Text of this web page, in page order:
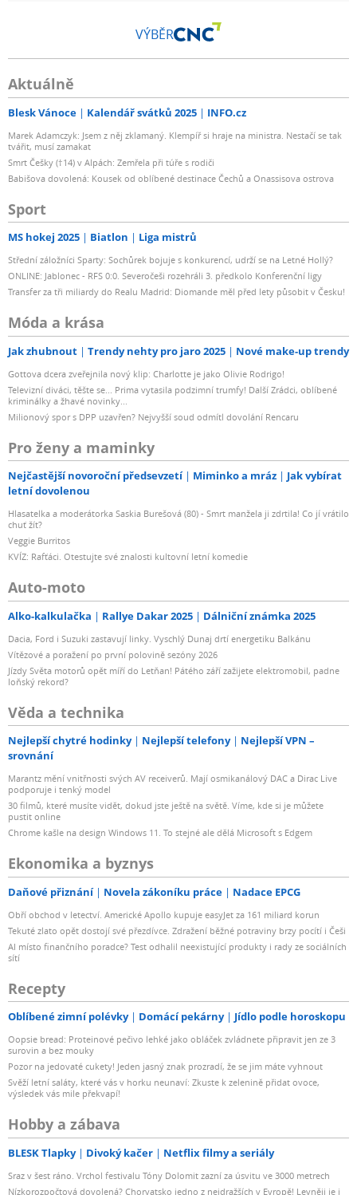
nastavení po 0,1 výkonu/ 1/1-1/128 výkonu
Ovládání výkonu pilotní žárovky: 7 f-stop/70 nastavení po
0,1 výkonu/ 1/1-1/128 výkonu
Proporcionální ovládání výkonu výbojky a pilotní
žárovky: 7 f-stop/70 nastavení po 0,1 výkonu / 1/1-1/128
výkonu
Dvě funkce pilotní žárovky při záblesku: Continual
ON/OFF, pilotní žárovka svítí při záblesku/pilotní žárovka
se zhasne při záblesku
Rychlé přepnutí výkonu: plný výkon, nejnižší výkon,
poslední nastavený výkon
Počítadlo záblesků: vždy můžete zkontrolovat počet
záblesků výbojky světla, životnost výbojky je cca 100 000
záblesků
ACS systém: LCD panel blesku ukazuje výkon v clonách
stejně jako při měření flashmeterem. Lze uživatelsky
nastavit podle vzdálenosti, tak aby se při změně výkonu
změnilo i clonové číslo. Fotograf/ka vždy přesně zná, jaké
flashmeterem.
Inteligentní ventilátor: Ventilátor ochlazuje elektroniku,
výbojku a pilotní žárovku. Na LCD panelu je zobrazena
teplota zahřátí těla blesku. Pokud se v extrémních
podmínkách zahřeje tělo blesku nad 65 °C, zazní zvukový
signál přehřátí a na LCD panelu se zobrazí upozornění
a zapne se režim ochlazení elektroniky.
Ochranný skleněný kryt výbojky a žárovky uchycen
závitem: ochrana při výměně příslušenství, ochrana
výbojky a pilot. žárovky pro delší životnost
Systém odpalování blesku:- IR čidlo + vizuální kontrolka
nabití blesku - Ziggbee přijímač 2,4 GHz, dosah až 100 m -
radiové odpalování pomocí přijímače FY7859 + vysílače
FY7829 (16 kanálů/2,4 GHz)
Možnost ovládání pomocí softwaru v PC nebo Macu: 5
kanálů – 10 skupin/1-50 studiových blesků
Možnost přemontování uchycení blesku na stojan nebo
stropní systém, tak aby byl LCD panel vždy snadno
čitelný
Japonské kondenzátory: Pro delší životnost studiových
blesků Fomei jsou uvnitř přístrojů použity japonské
kondenzátory pro přesné nabití a vybití výkonu blesku.
Kvalitní kondenzátory prodlužují životnost celého
přístroje a zaručují přesné a rychlé nabití blesku.
Bajonet pro uchycení příslušenství: Fomei/Bowens
Součástí balení NENÍ UNI-Clamp…
VÝBĚR
Aktuálně
Blesk Vánoce Kalendář svátků 2025 INFO.cz
Marek Adamczyk: Jsem z něj zklamaný. Klempíř si hraje na ministra. Nestačí se tak
tvářit, musí zamakat
Smrt Češky (†14) v Alpách: Zemřela při túře s rodiči
Babišova dovolená: Kousek od oblíbené destinace Čechů a Onassisova ostrova
Sport
MS hokej 2025 Biatlon Liga mistrů
Střední záložníci Sparty: Sochůrek bojuje s konkurencí, udrží se na Letné Hollý?
ONLINE: Jablonec - RFS 0:0. Severočeši rozehráli 3. předkolo Konferenční ligy
Transfer za tři miliardy do Realu Madrid: Diomande měl před lety působit v Česku!
Móda a krása
Jak zhubnout Trendy nehty pro jaro 2025 Nové make-up trendy
Gottova dcera zveřejnila nový klip: Charlotte je jako Olivie Rodrigo!
Televizní diváci, těšte se... Prima vytasila podzimní trumfy! Další Zrádci, oblíbené
kriminálky a žhavé novinky...
Milionový spor s DPP uzavřen? Nejvyšší soud odmítl dovolání Rencaru
Pro ženy a maminky
Nejčastější novoroční předsevzetí Miminko a mráz
Jak vybírat
letní dovolenou
Hlasatelka a moderátorka Saskia Burešová (80) - Smrt manžela ji zdrtila! Co jí vrátilo
chuť žít?
Veggie Burritos
KVÍZ: Rafťáci. Otestujte své znalosti kultovní letní komedie
Auto-moto
Alko-kalkulačka Rallye Dakar 2025 Dálniční známka 2025
Dacia, Ford i Suzuki zastavují linky. Vyschlý Dunaj drtí energetiku Balkánu
Vítězové a poražení po první polovině sezóny 2026
Jízdy Světa motorů opět míří do Letňan! Pátého září zažijete elektromobil, padne
loňský rekord?
Věda a technika
Nejlepší chytré hodinky Nejlepší telefony
Nejlepší VPN –
srovnání
Marantz mění vnitřnosti svých AV receiverů. Mají osmikanálový DAC a Dirac Live
podporuje i tenký model
30 filmů, které musíte vidět, dokud jste ještě na světě. Víme, kde si je můžete
pustit online
Chrome kašle na design Windows 11. To stejné ale dělá Microsoft s Edgem
Ekonomika a byznys
Daňové přiznání Novela zákoníku práce Nadace EPCG
Obří obchod v letectví. Americké Apollo kupuje easyJet za 161 miliard korun
Tekuté zlato opět dostojí své přezdívce. Zdražení běžné potraviny brzy pocítí i Češi
AI místo finančního poradce? Test odhalil neexistující produkty i rady ze sociálních
sítí
Recepty
Oblíbené zimní polévky Domácí pekárny Jídlo podle horoskopu
Oopsie bread: Proteinové pečivo lehké jako obláček zvládnete připravit jen ze 3
surovin a bez mouky
Pozor na jedovaté cukety! Jeden jasný znak prozradí, že se jim máte vyhnout
Svěží letní saláty, které vás v horku neunaví: Zkuste k zelenině přidat ovoce,
výsledek vás mile překvapí!
Hobby a zábava
BLESK Tlapky Divoký kačer Netflix filmy a seriály
Sraz v šest ráno. Vrchol festivalu Tóny Dolomit zazní za úsvitu ve 3000 metrech
Nízkorozpočtová dovolená? Chorvatsko jedno z nejdražších v Evropě! Levněji je i